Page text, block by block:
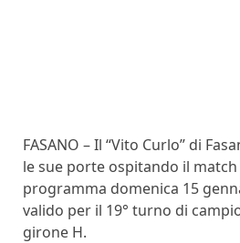
FASANO – Il “Vito Curlo” di
le sue porte ospitando il
programma domenica 15
valido per il 19° turno di
girone H.